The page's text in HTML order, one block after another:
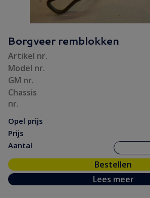
Borgveer remblokken
Artikel nr.
Model nr.
GM nr.
Chassis
nr.
Opel prijs
Prijs
Aantal
Bestellen
Lees meer